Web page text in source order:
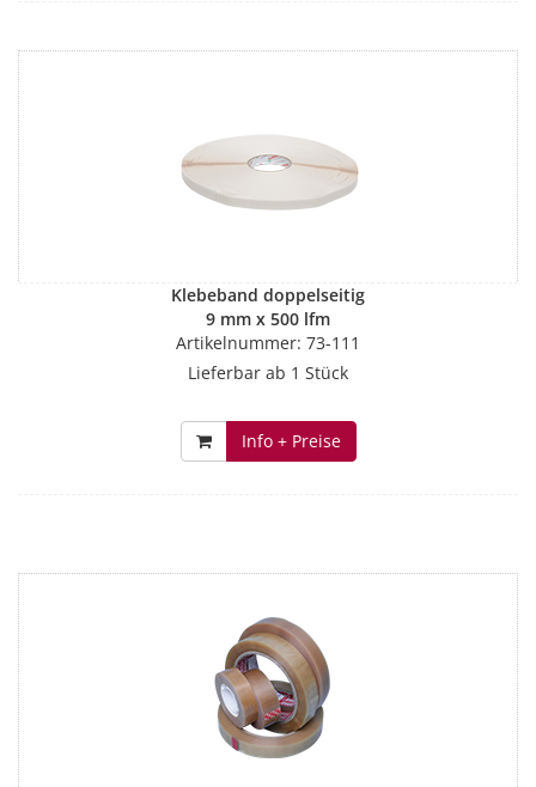
Klebeband doppelseitig
9 mm x 500 lfm
Artikelnummer: 73-111
Lieferbar ab 1 Stück
Info + Preise